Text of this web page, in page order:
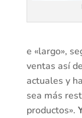
e «largo»,
ventas así
actuales y
sea más
productos».